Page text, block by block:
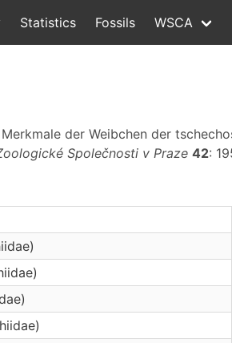
Statistics Fossils WSCA
der Weibchen der
Společnosti v Praze 42: